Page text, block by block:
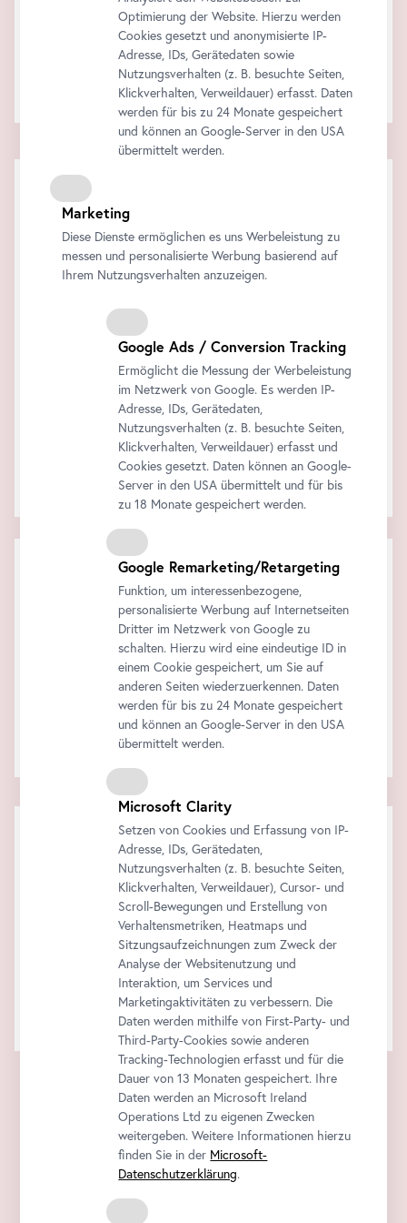
Support & Feedback
Wie können wir behilflich sein?
Kontaktieren Sie uns!
Die Audiotour am eigenenSmartphone!
Alle Informationen finden Sie hier.
Rabatt:
Alle Preise inklusive der gesetzlichen MwSt.
Jetzt kaufen
Ihr Warenkorb ist leer..
Optimierung der Website. Hierzu werden
Cookies gesetzt und anonymisierte IP-
Adresse, IDs, Gerätedaten sowie
Nutzungsverhalten (z. B. besuchte Seiten,
Klickverhalten, Verweildauer) erfasst. Daten
werden für bis zu 24 Monate gespeichert
und können an Google-Server in den USA
übermittelt werden.
Marketing
Diese Dienste ermöglichen es uns Werbeleistung zu
messen und personalisierte Werbung basierend auf
Ihrem Nutzungsverhalten anzuzeigen.
Google Ads / Conversion Tracking
Ermöglicht die Messung der Werbeleistung
im Netzwerk von Google. Es werden IP-
Adresse, IDs, Gerätedaten,
Nutzungsverhalten (z. B. besuchte Seiten,
Klickverhalten, Verweildauer) erfasst und
Cookies gesetzt. Daten können an Google-
Server in den USA übermittelt und für bis
zu 18 Monate gespeichert werden.
Google Remarketing/Retargeting
Funktion, um interessenbezogene,
personalisierte Werbung auf Internetseiten
Dritter im Netzwerk von Google zu
schalten. Hierzu wird eine eindeutige ID in
einem Cookie gespeichert, um Sie auf
anderen Seiten wiederzuerkennen. Daten
werden für bis zu 24 Monate gespeichert
und können an Google-Server in den USA
übermittelt werden.
Microsoft Clarity
Setzen von Cookies und Erfassung von IP-
Adresse, IDs, Gerätedaten,
Nutzungsverhalten (z. B. besuchte Seiten,
Klickverhalten, Verweildauer), Cursor- und
Scroll-Bewegungen und Erstellung von
Verhaltensmetriken, Heatmaps und
Sitzungsaufzeichnungen zum Zweck der
Analyse der Websitenutzung und
Interaktion, um Services und
Marketingaktivitäten zu verbessern. Die
Daten werden mithilfe von First-Party- und
Third-Party-Cookies sowie anderen
Tracking-Technologien erfasst und für die
Dauer von 13 Monaten gespeichert. Ihre
Daten werden an Microsoft Ireland
Operations Ltd zu eigenen Zwecken
weitergeben. Weitere Informationen hierzu
finden Sie in der Microsoft-
Datenschutzerklärung.